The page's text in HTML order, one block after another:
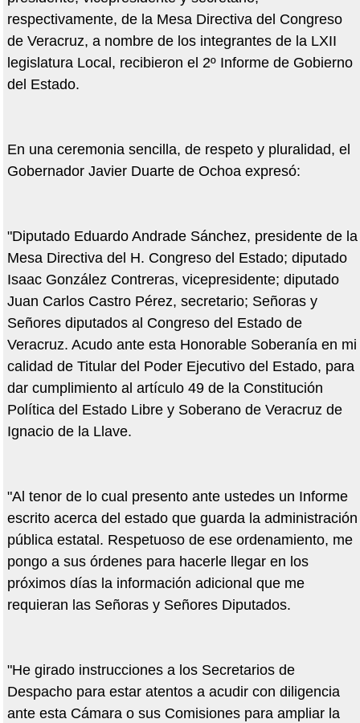
respectivamente, de la Mesa Directiva del Congreso
de Veracruz, a nombre de los integrantes de la LXII
legislatura Local, recibieron el 2º Informe de Gobierno
del Estado.
En una ceremonia sencilla, de respeto y pluralidad, el
Gobernador Javier Duarte de Ochoa expresó:
"Diputado Eduardo Andrade Sánchez, presidente de la
Mesa Directiva del H. Congreso del Estado; diputado
Isaac González Contreras, vicepresidente; diputado
Juan Carlos Castro Pérez, secretario; Señoras y
Señores diputados al Congreso del Estado de
Veracruz. Acudo ante esta Honorable Soberanía en mi
calidad de Titular del Poder Ejecutivo del Estado, para
dar cumplimiento al artículo 49 de la Constitución
Política del Estado Libre y Soberano de Veracruz de
Ignacio de la Llave.
"Al tenor de lo cual presento ante ustedes un Informe
escrito acerca del estado que guarda la administración
pública estatal. Respetuoso de ese ordenamiento, me
pongo a sus órdenes para hacerle llegar en los
próximos días la información adicional que me
requieran las Señoras y Señores Diputados.
"He girado instrucciones a los Secretarios de
Despacho para estar atentos a acudir con diligencia
ante esta Cámara o sus Comisiones para ampliar la